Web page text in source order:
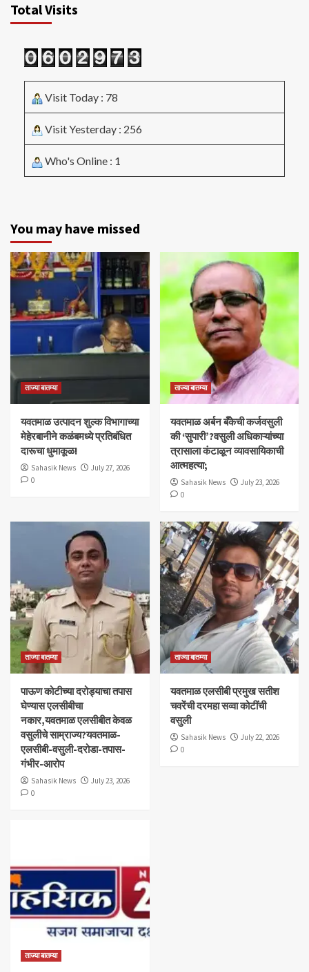
Total Visits
Visit Today : 78
Visit Yesterday : 256
Who's Online : 1
You may have missed
ताज्या बातम्या
यवतमाळ उत्पादन शुल्क विभागाच्या
मेहेरबानीने कळंबमध्ये प्रतिबंधित
दारूचा धुमाकूळ!
Sahasik News
July 27, 2026
0
ताज्या बातम्या
​यवतमाळ अर्बन बँकेची कर्जवसुली
की ‘सुपारी’?वसुली अधिकाऱ्यांच्या
त्रासाला कंटाळून व्यावसायिकाची
आत्महत्या;
Sahasik News
July 23, 2026
0
ताज्या बातम्या
पाऊण कोटीच्या दरोड्याचा तपास
घेण्यास एलसीबीचा
नकार,यवतमाळ एलसीबीत केवळ
वसुलीचे साम्राज्य?यवतमाळ-
एलसीबी-वसुली-दरोडा-तपास-
गंभीर-आरोप
Sahasik News
July 23, 2026
0
ताज्या बातम्या
यवतमाळ एलसीबी प्रमुख सतीश
चवरेंची दरमहा सव्वा कोटींची
वसुली
Sahasik News
July 22, 2026
0
ताज्या बातम्या